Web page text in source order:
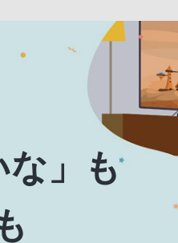
な」も